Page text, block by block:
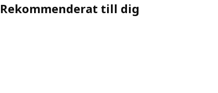
Rekommenderat till dig